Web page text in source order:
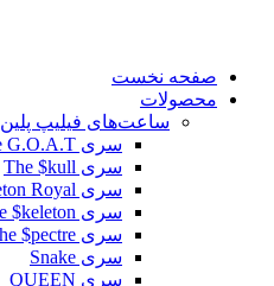
صفحه نخست
محصولات
ساعت‌های فیلیپ پلین
سری The G.O.A.T
سری The $kull
سری The $keleton Royal
سری The $keleton
سری The $pectre
سری Snake
سری QUEEN